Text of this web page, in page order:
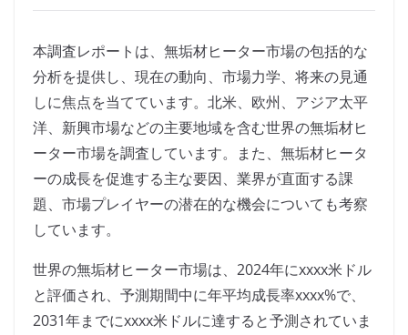
本調査レポートは、無垢材ヒーター市場の包括的な
分析を提供し、現在の動向、市場力学、将来の見通
しに焦点を当てています。北米、欧州、アジア太平
洋、新興市場などの主要地域を含む世界の無垢材ヒ
ーター市場を調査しています。また、無垢材ヒータ
ーの成長を促進する主な要因、業界が直面する課
題、市場プレイヤーの潜在的な機会についても考察
しています。
世界の無垢材ヒーター市場は、2024年にxxxx米ドル
と評価され、予測期間中に年平均成長率xxxx%で、
2031年までにxxxx米ドルに達すると予測されていま